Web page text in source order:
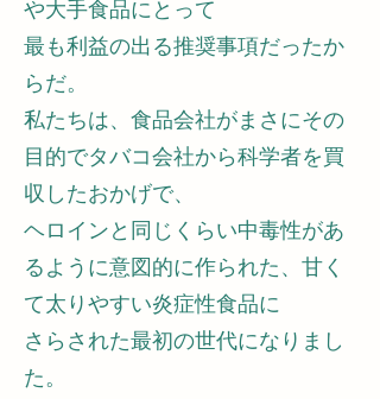
や大手食品にとって
最も利益の出る推奨事項だったか
らだ。
私たちは、食品会社がまさにその
目的でタバコ会社から科学者を買
収したおかげで、
ヘロインと同じくらい中毒性があ
るように意図的に作られた、甘く
て太りやすい炎症性食品に
さらされた最初の世代になりまし
た。